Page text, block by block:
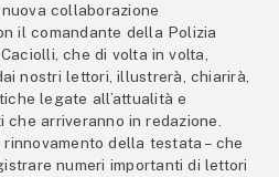
collaborazione
il comandante della Polizia
che di volta in volta,
nostri lettori, illustrerà, chiarirà,
legate all’attualità e
che arriveranno in redazione.
della testata – che
numeri importanti di lettori